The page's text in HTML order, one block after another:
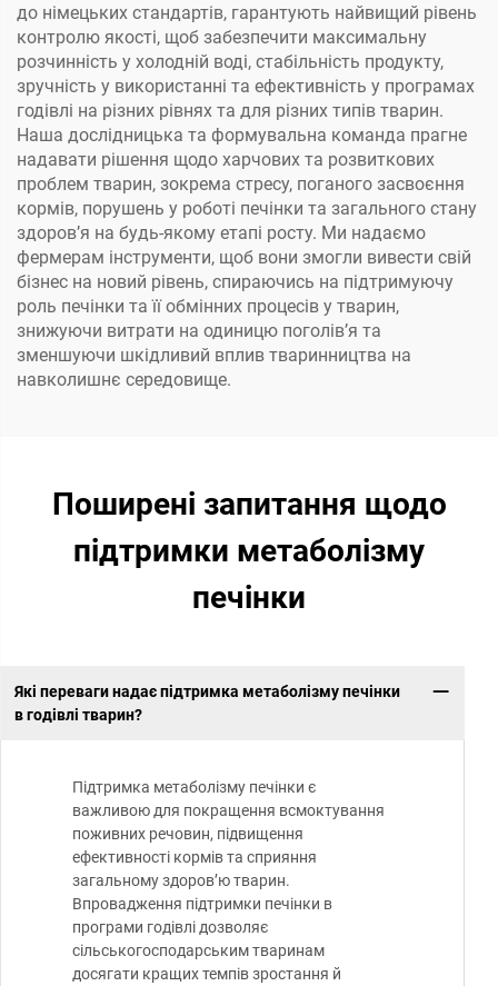
до німецьких стандартів, гарантують найвищий рівень
контролю якості, щоб забезпечити максимальну
розчинність у холодній воді, стабільність продукту,
зручність у використанні та ефективність у програмах
годівлі на різних рівнях та для різних типів тварин.
Наша дослідницька та формувальна команда прагне
надавати рішення щодо харчових та розвиткових
проблем тварин, зокрема стресу, поганого засвоєння
кормів, порушень у роботі печінки та загального стану
здоров’я на будь-якому етапі росту. Ми надаємо
фермерам інструменти, щоб вони змогли вивести свій
бізнес на новий рівень, спираючись на підтримуючу
роль печінки та її обмінних процесів у тварин,
знижуючи витрати на одиницю поголів’я та
зменшуючи шкідливий вплив тваринництва на
навколишнє середовище.
Поширені запитання щодо
підтримки метаболізму
печінки
Які переваги надає підтримка метаболізму печінки
в годівлі тварин?
Підтримка метаболізму печінки є
важливою для покращення всмоктування
поживних речовин, підвищення
ефективності кормів та сприяння
загальному здоров’ю тварин.
Впровадження підтримки печінки в
програми годівлі дозволяє
сільськогосподарським тваринам
досягати кращих темпів зростання й